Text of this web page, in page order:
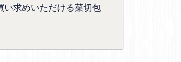
い求めいただける菜切包